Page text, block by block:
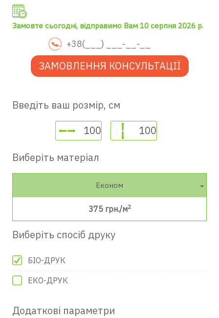
Замовте сьогодні, відправимо Вам 10 серпня 2026 р.
ЗАМОВЛЕННЯ КОНСУЛЬТАЦІЇ
Введіть ваш розмір, см
Виберіть матеріал
Економ
375 грн./м2
Виберіть спосіб друку
БІО-ДРУК
ЕКО-ДРУК
Додаткові параметри